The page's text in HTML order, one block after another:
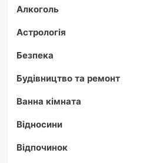
Алкоголь
Астрологія
Безпека
Будівництво та ремонт
Ванна кімната
Відносини
Відпочинок